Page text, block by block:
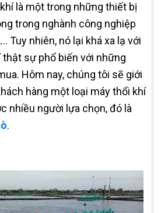
là một trong những thiết bị
trong nghành công nghiệp
Tuy nhiên, nó lại khá xa lạ với
thật sự phổ biến với những
Hôm nay, chúng tôi sẽ giới
hàng một loại máy thổi khí
nhiều người lựa chọn, đó là
.